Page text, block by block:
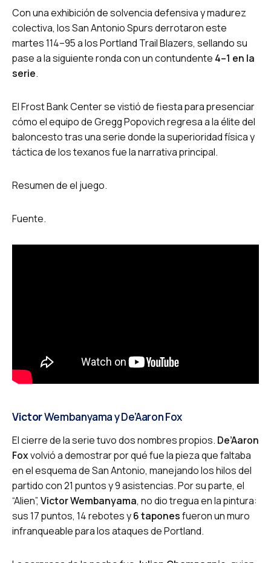
Con una exhibición de solvencia defensiva y madurez
colectiva, los San Antonio Spurs derrotaron este
martes 114–95 a los Portland Trail Blazers, sellando su
pase a la siguiente ronda con un contundente 4–1 en la
serie.
El Frost Bank Center se vistió de fiesta para presenciar
cómo el equipo de Gregg Popovich regresa a la élite del
baloncesto tras una serie donde la superioridad física y
táctica de los texanos fue la narrativa principal.
Resumen de el juego.
Fuente.
VictorWembanyama yDe’Aaron Fox
El cierre de la serie tuvo dos nombres propios. De’Aaron
Foxvolvió a demostrar por qué fue la pieza que faltaba
en el esquema de San Antonio, manejando los hilos del
partido con 21 puntos y 9 asistencias. Por su parte, el
“Alien”, Victor Wembanyama, no dio tregua en la pintura:
sus 17 puntos, 14 rebotes y6 taponesfueron un muro
infranqueable para los ataques de Portland.